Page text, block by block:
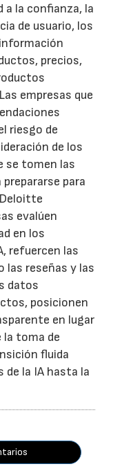
a la confianza, la
de usuario, los
precios,
empresas que
riesgo de
de los
se tomen las
para
evalúen
en los
refuercen las
las reseñas y las
datos
posicionen
en lugar
la toma de
fluida
de la IA hasta la